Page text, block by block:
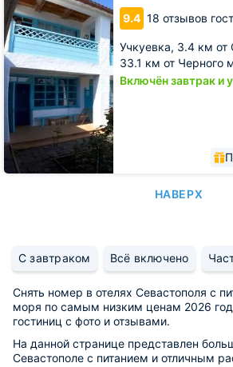
9.4 18 отзывов
Учкуевка, 3.4 км от
33.1 км от Черного
Включён завтрак и
Индиго
НАВЕРХ
С завтраком Всё включено
Снять номер в отелях Севастополя с
моря по самым низким ценам 2026
гостиниц с фото и отзывами.
На данной странице представлен
Севастополе c питанием и отличным